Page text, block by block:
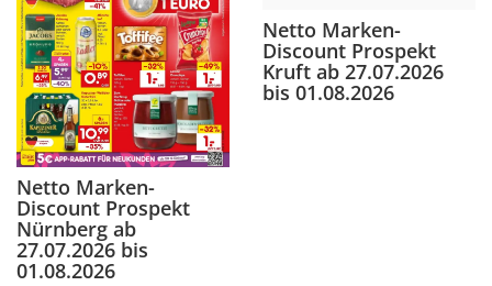
Netto Marken-
Discount Prospekt
Nürnberg ab
27.07.2026 bis
01.08.2026
Netto Marken-
Discount Prospekt
Kruft ab 27.07.2026
bis 01.08.2026